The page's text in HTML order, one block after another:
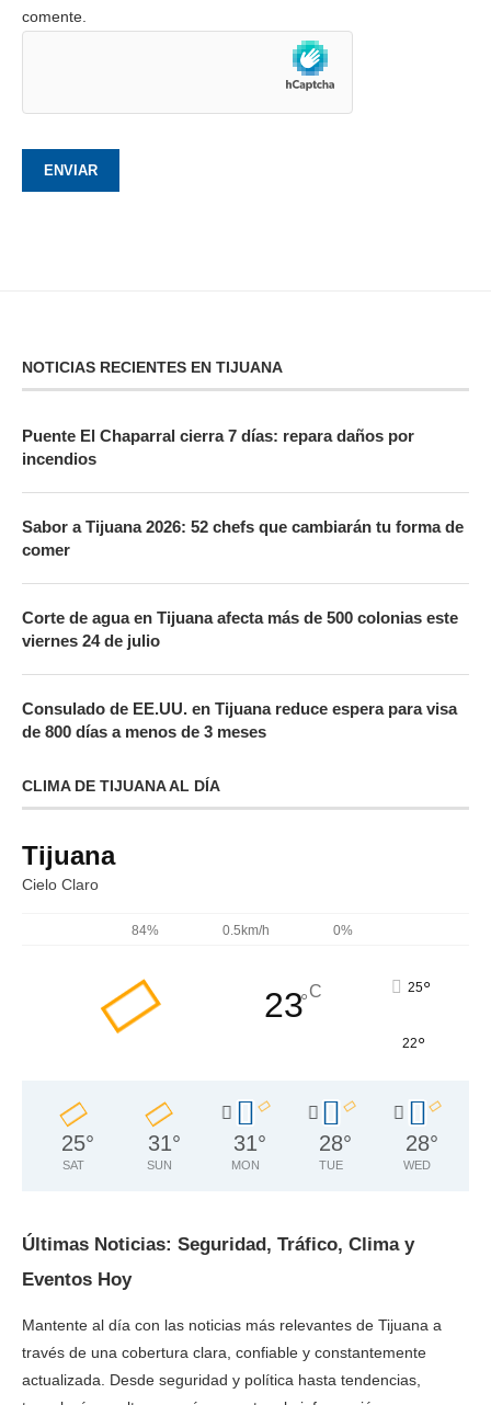
comente.
NOTICIAS RECIENTES EN TIJUANA
Puente El Chaparral cierra 7 días: repara daños por
incendios
Sabor a Tijuana 2026: 52 chefs que cambiarán tu forma de
comer
Corte de agua en Tijuana afecta más de 500 colonias este
viernes 24 de julio
Consulado de EE.UU. en Tijuana reduce espera para visa
de 800 días a menos de 3 meses
CLIMA DE TIJUANA AL DÍA
Tijuana
Cielo Claro
84% 0.5km/h 0%
23°C 25°
22°
25°
SAT
31°
SUN
31°
MON
28°
TUE
28°
WED
Últimas Noticias: Seguridad, Tráfico, Clima y
Eventos Hoy
Mantente al día con las noticias más relevantes de Tijuana a
través de una cobertura clara, confiable y constantemente
actualizada. Desde seguridad y política hasta tendencias,